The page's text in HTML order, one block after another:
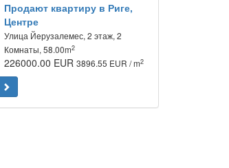
Продают квартиру в Риге,
Центре
Улица Йeрузалемес, 2 этаж, 2
Комнаты, 58.00m2
226000.00 EUR3896.55 EUR / m2